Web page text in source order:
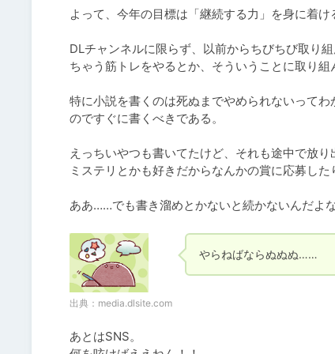
よって、今年の目標は「継続する力」を身に着け
DLチャンネルに限らず、以前からちびちび取り
ちゃう筋トレをやるとか、そういうことに取り組
特に小説を書くのは死ぬまでやめられないって
のですぐに書くべきである。
えっちいやつも書いてたけど、それも途中で放り
ミステリとかも好きだからなんかの賞に応募し
ああ……でも書き溜めとかないと続かないんだよな
出典： media.dlsite.com
やらねばならぬぬぬ……
あとはSNS。